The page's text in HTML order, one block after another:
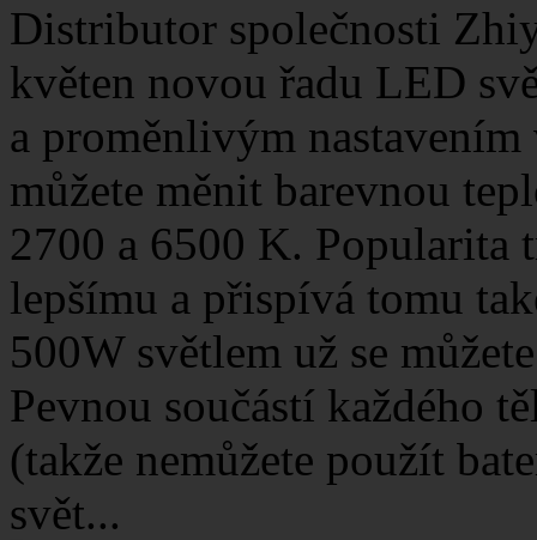
Distributor společnosti
květen novou řadu LED
a proměnlivým
můžete měnit barevnou
2700 a 6500 K. Popularita
lepšímu a přispívá tomu
500W světlem už se
Pevnou součástí každého
(takže nemůžete použít
svět...